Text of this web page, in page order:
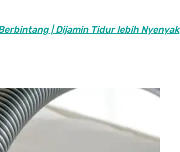
| Dijamin Tidur lebih Nyenyak